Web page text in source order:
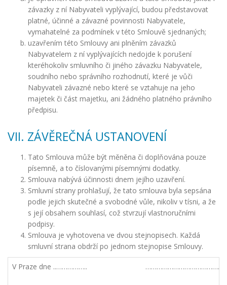
závazky z ní Nabyvateli vyplývající, budou představovat
platné, účinné a závazné povinnosti Nabyvatele,
vymahatelné za podmínek v této Smlouvě sjednaných;
uzavřením této Smlouvy ani plněním závazků
Nabyvatelem z ní vyplývajících nedojde k porušení
kteréhokoliv smluvního či jiného závazku Nabyvatele,
soudního nebo správního rozhodnutí, které je vůči
Nabyvateli závazné nebo které se vztahuje na jeho
majetek či část majetku, ani žádného platného právního
předpisu.
VII. ZÁVĚREČNÁ USTANOVENÍ
Tato Smlouva může být měněna či doplňována pouze
písemně, a to číslovanými písemnými dodatky.
Smlouva nabývá účinnosti dnem jejího uzavření.
Smluvní strany prohlašují, že tato smlouva byla sepsána
podle jejich skutečné a svobodné vůle, nikoliv v tísni, a že
s její obsahem souhlasí, což stvrzují vlastnoručními
podpisy.
Smlouva je vyhotovena ve dvou stejnopisech. Každá
smluvní strana obdrží po jednom stejnopise Smlouvy.
V Praze dne ..……………..